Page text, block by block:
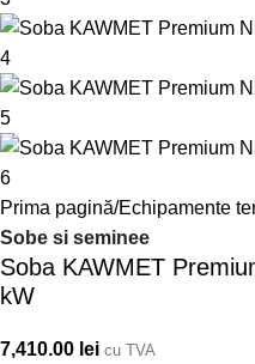
Prima pagină Echipamente
Sobe si seminee
Soba KAWMET
kW
7,410.00 lei cu TVA